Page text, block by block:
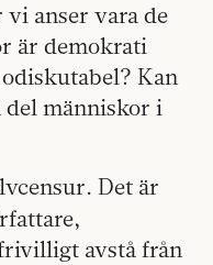
vi anser vara de
är demokrati
Kan
del människor i
Det är
avstå från